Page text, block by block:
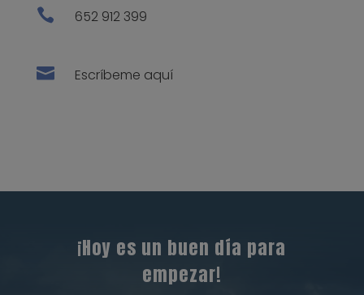
 652 912 399
 Escríbeme aquí
¡Hoy es un buen día para
empezar!